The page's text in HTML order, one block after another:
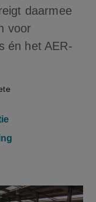
daarmee
voor
én het AER-